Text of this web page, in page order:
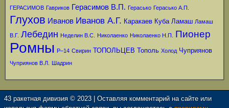
ГЕРАСИМОВ Гавриков Герасимов В.П. Герасько Герасько А.П.
Глухов Иванов Иванов А.Г. Каракаев Куба Ламаш Ламаш
В.Г. Лебедин Неделин В.С. Николаенко Николаенко Н.П. Пионер
Ромны Р–14 Свирин ТОПОЛЬЦЕВ Тополь Холод Чуприянов
Чуприянов В.Л. Шадрин
43 ракетная дивизия © 2023 | Оставляя комментарий на сайте или